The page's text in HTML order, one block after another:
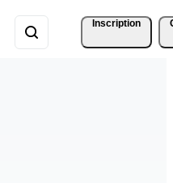
Inscription